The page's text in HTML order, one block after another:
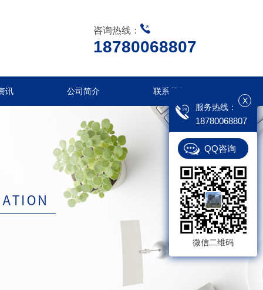
咨询热线：
18780068807
讯 公司简介 联系我们
X
服务热线：
18780068807
QQ咨询
微信二维码